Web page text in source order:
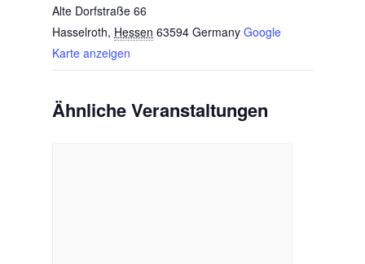
Alte Dorfstraße 66
Hasselroth, Hessen 63594 Germany Google
Karte anzeigen
Ähnliche Veranstaltungen